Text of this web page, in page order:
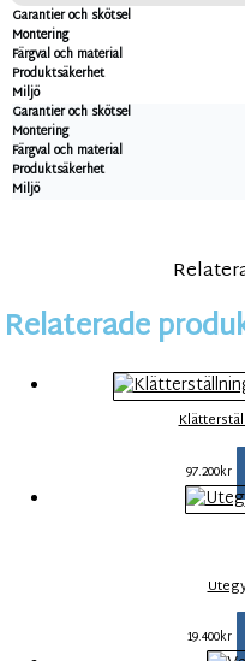
Garantier och skötsel
Montering
Färgval och material
Produktsäkerhet
Miljö
Garantier och skötsel
Montering
Färgval och material
Produktsäkerhet
Miljö
Relaterade
97.200kr
19.400kr